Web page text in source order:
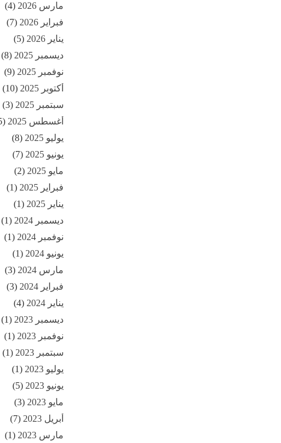
مارس 2026
(4)
فبراير 2026
(7)
يناير 2026
(5)
ديسمبر 2025
(8)
نوفمبر 2025
(9)
أكتوبر 2025
(10)
سبتمبر 2025
(3)
أغسطس 2025
(5)
يوليو 2025
(8)
يونيو 2025
(7)
مايو 2025
(2)
فبراير 2025
(1)
يناير 2025
(1)
ديسمبر 2024
(1)
نوفمبر 2024
(1)
يونيو 2024
(1)
مارس 2024
(3)
فبراير 2024
(3)
يناير 2024
(4)
ديسمبر 2023
(1)
نوفمبر 2023
(1)
سبتمبر 2023
(1)
يوليو 2023
(1)
يونيو 2023
(5)
مايو 2023
(3)
أبريل 2023
(7)
مارس 2023
(1)